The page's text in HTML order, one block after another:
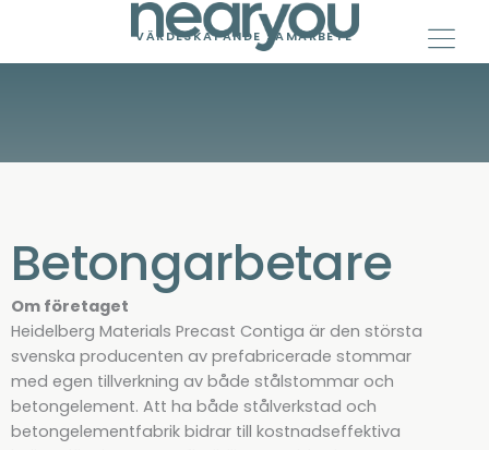
content
VÄRDESKAPANDE SAMARBETE
Betongarbetare
Om företaget
Heidelberg Materials Precast Contiga är den största
svenska producenten av prefabricerade stommar
med egen tillverkning av både stålstommar och
betongelement. Att ha både stålverkstad och
betongelementfabrik bidrar till kostnadseffektiva